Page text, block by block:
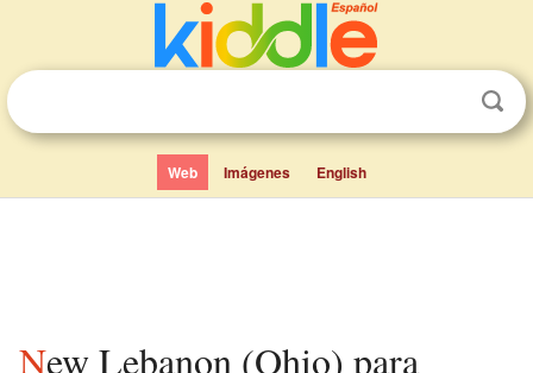
Web Imágenes English
New Lebanon (Ohio) para